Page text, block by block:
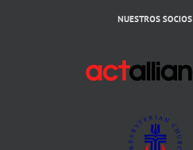
NUESTROS SOCIOS